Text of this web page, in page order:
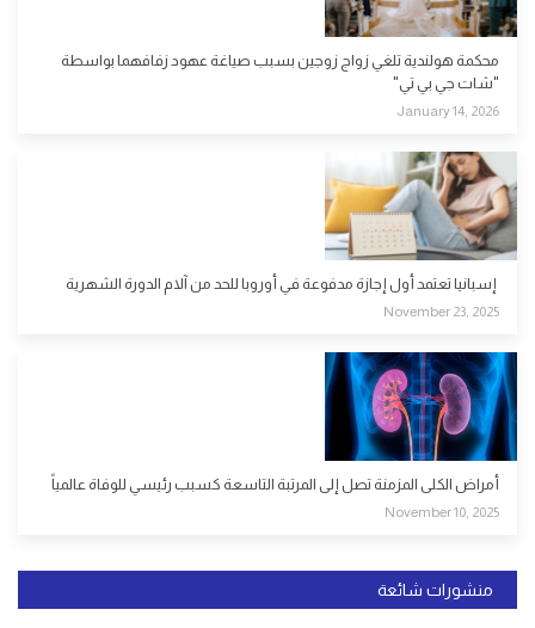
محكمة هولندية تلغي زواج زوجين بسبب صياغة عهود زفافهما بواسطة
"شات جي بي تي"
January 14, 2026
إسبانيا تعتمد أول إجازة مدفوعة في أوروبا للحد من آلام الدورة الشهرية
November 23, 2025
أمراض الكلى المزمنة تصل إلى المرتبة التاسعة كسبب رئيسي للوفاة عالمياً
November 10, 2025
منشورات شائعة